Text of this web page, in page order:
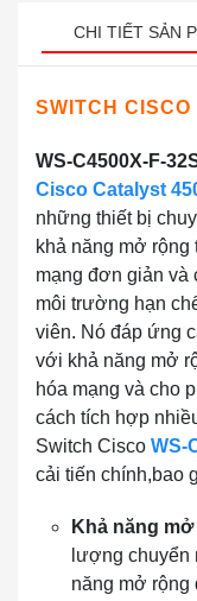
CHI TIẾT SẢN
SWITCH
WS-C4500X-F-
Cisco Catalyst
những thiết bị
khả năng mở rộng
mạng đơn giản và
môi trường hạn
viên. Nó đáp ứng
với khả năng mở
hóa mạng và cho
cách tích hợp
Switch Cisco WS-
cải tiến chính,bao
Khả năng
lượng chuyển
năng mở rộng